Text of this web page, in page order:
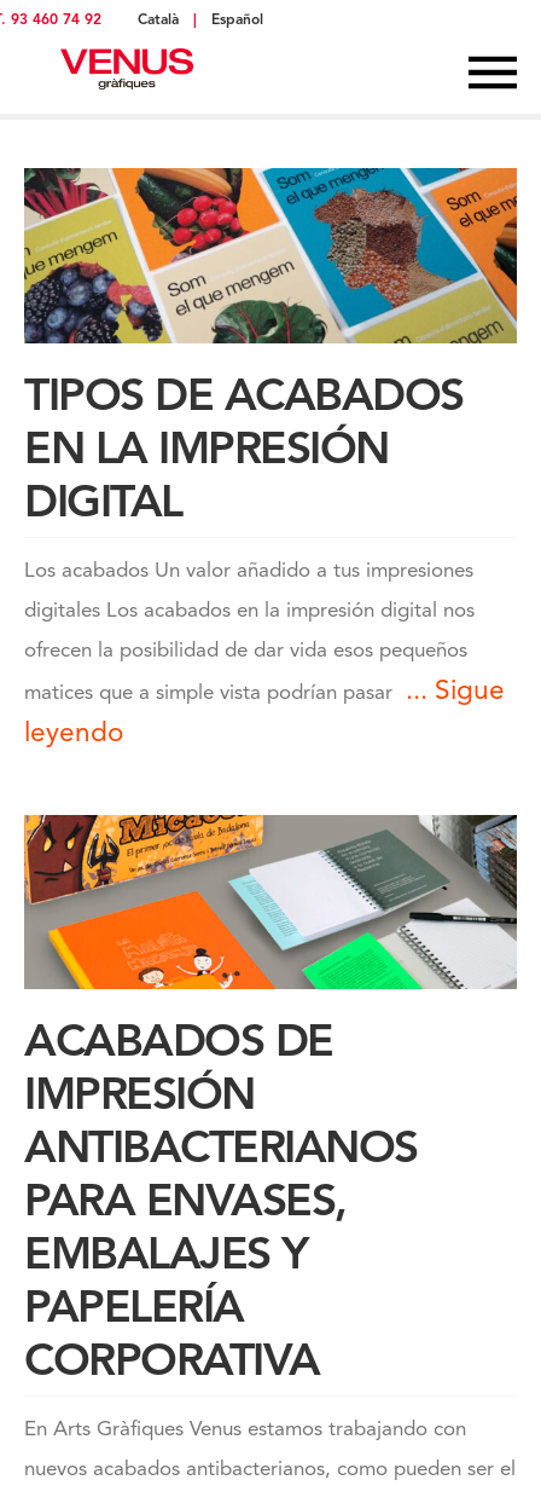
93 460 74 92 Català Español
TIPOS DE ACABADOS
EN LA IMPRESIÓN
DIGITAL
Los acabados Un valor añadido a tus impresiones
digitales Los acabados en la impresión digital nos
ofrecen la posibilidad de dar vida esos pequeños
matices que a simple vista podrían pasar ... Sigue
leyendo
ACABADOS DE
IMPRESIÓN
ANTIBACTERIANOS
PARA ENVASES,
EMBALAJES Y
PAPELERÍA
CORPORATIVA
En Arts Gràfiques Venus estamos trabajando con
nuevos acabados antibacterianos, como pueden ser el